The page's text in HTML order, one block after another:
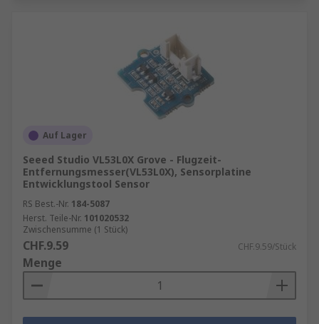
Auf Lager
Seeed Studio VL53L0X Grove - Flugzeit-
Entfernungsmesser(VL53L0X), Sensorplatine
Entwicklungstool Sensor
RS Best.-Nr. 184-5087
Herst. Teile-Nr. 101020532
Zwischensumme (1 Stück)
CHF.9.59 CHF.9.59/Stück
Menge